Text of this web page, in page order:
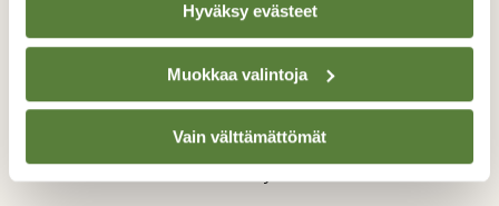
Hyväksy evästeet
Muokkaa valintoja
Vain välttämättömät
Kaunis rantojen kukka,
sarjarimpi
Kaunis ja herkkä sarjarimpi koristaa nyt
rantoja.